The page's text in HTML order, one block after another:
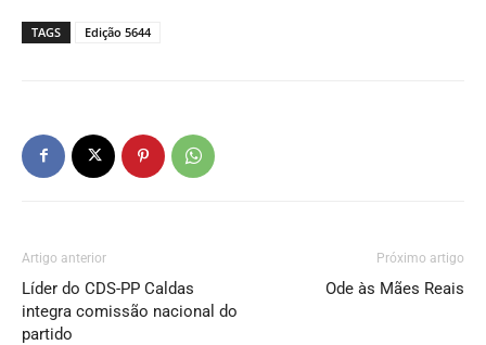
TAGS Edição 5644
Artigo anterior
Líder do CDS-PP Caldas
integra comissão nacional do
partido
Próximo artigo
Ode às Mães Reais